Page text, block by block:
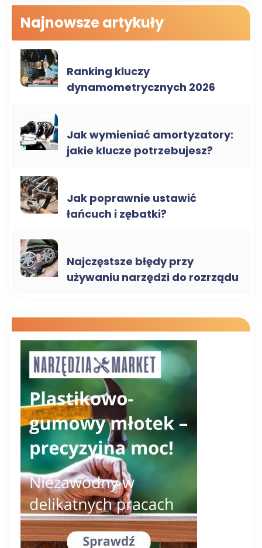
Najnowsze artykuły
Ranking kluczy
dynamometrycznych 2026
Jak wymieniać amortyzatory:
jakie klucze potrzebujesz?
Jak poprawnie ustawić
łańcuch i zębatki?
Najczęstsze błędy przy
używaniu narzędzi do rozrządu